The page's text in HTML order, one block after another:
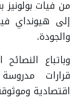
إلى هيونداي
والجودة.
وباتباع
قرارات
اقتصادية